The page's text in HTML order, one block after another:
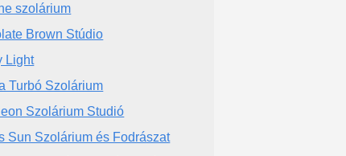
szolárium
Brown Stúdio
Light
Turbó Szolárium
Szolárium Studió
Sun Szolárium és Fodrászat